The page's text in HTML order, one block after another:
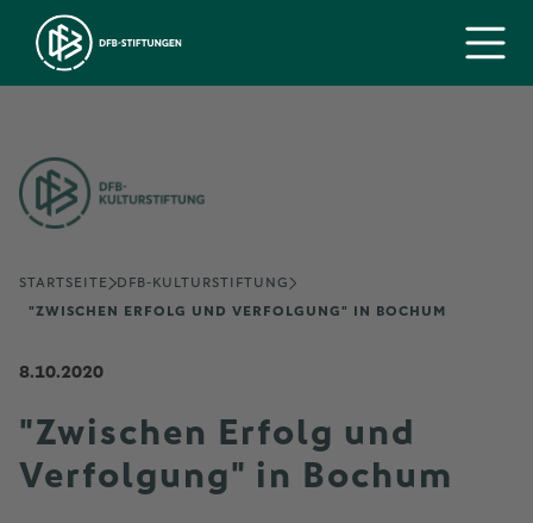
STARTSEITE
DFB-KULTURSTIFTUNG
"ZWISCHEN ERFOLG UND VERFOLGUNG" IN BOCHUM
8.10.2020
"Zwischen Erfolg und
Verfolgung" in Bochum